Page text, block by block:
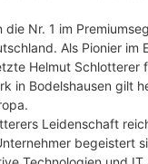
die Nr. 1 im
Als Pionier im
Helmut Schlotterer
in Bodelshausen gilt
Leidenschaft
begeistert